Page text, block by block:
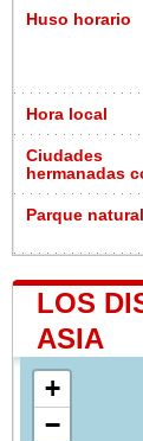
Huso horario
Hora local
Ciudades
hermanadas
Parque natural
LOS
ASIA
+
−